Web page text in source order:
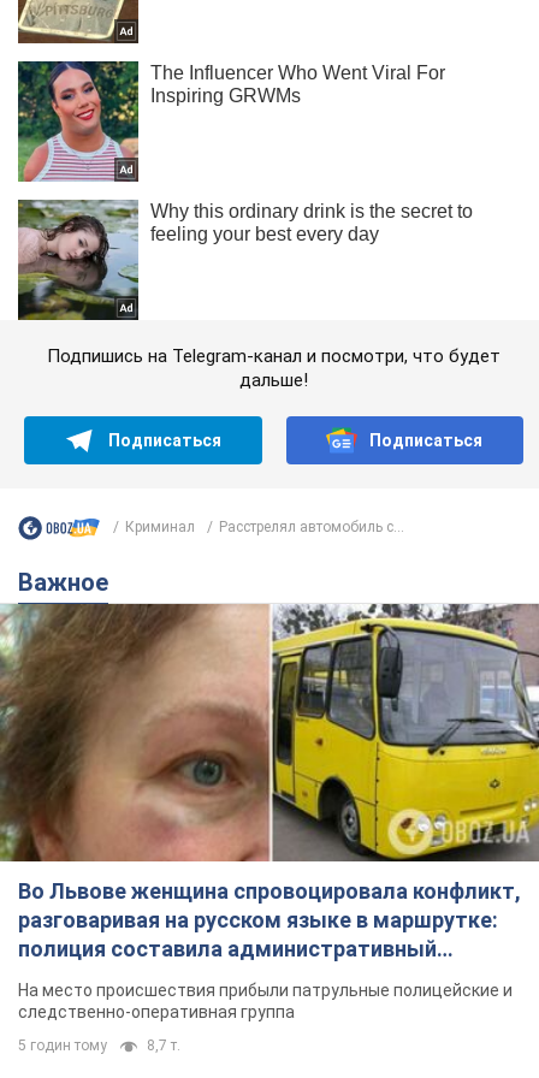
Подпишись на Telegram-канал и посмотри, что будет
дальше!
Подписаться Подписаться
Криминал Расстрелял автомобиль с...
Важное
Во Львове женщина спровоцировала конфликт,
разговаривая на русском языке в маршрутке:
полиция составила административный
протокол. Видео
На место происшествия прибыли патрульные полицейские и
следственно-оперативная группа
5 годин тому 8,7 т.